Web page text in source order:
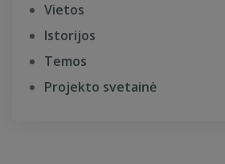
Vietos
Istorijos
Temos
Projekto svetainė